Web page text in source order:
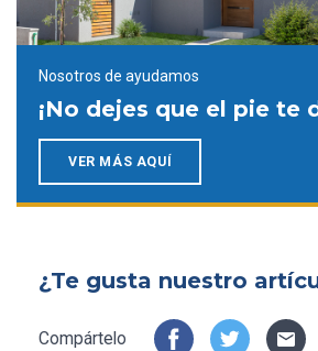
Nosotros de ayudamos
¡No dejes que el pie te
VER MÁS AQUÍ
¿Te gusta nuestro
Compártelo